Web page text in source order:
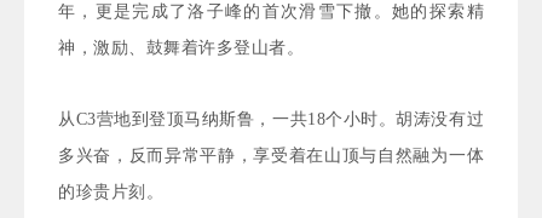
年，更是完成了洛子峰的首次滑雪下撤。她的 探索精
神，激励、鼓舞着许多登山者。
从C3营地到登顶马纳斯鲁，一共18个小时。胡涛没有过
多兴奋，反而异常平静，享受着在山顶与自然融为一体
的珍贵片刻。